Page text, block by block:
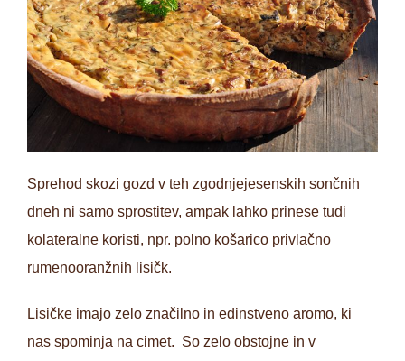
Sprehod skozi gozd v teh zgodnjejesenskih sončnih
dneh ni samo sprostitev, ampak lahko prinese tudi
kolateralne koristi, npr. polno košarico privlačno
rumenooranžnih lisičk.
Lisičke imajo zelo značilno in edinstveno aromo, ki
nas spominja na cimet. So zelo obstojne in v